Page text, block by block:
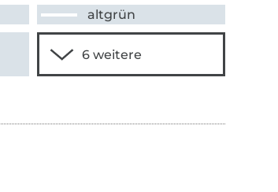
altgrün